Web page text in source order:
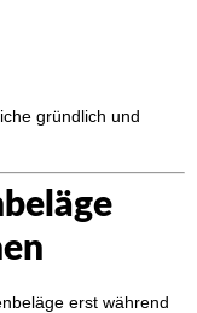
gründlich und
erst während